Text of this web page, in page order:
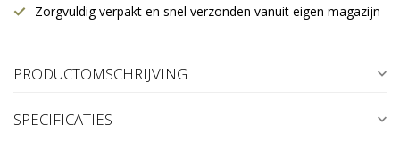
Zorgvuldig verpakt en snel verzonden vanuit eigen magazijn
PRODUCTOMSCHRIJVING
SPECIFICATIES